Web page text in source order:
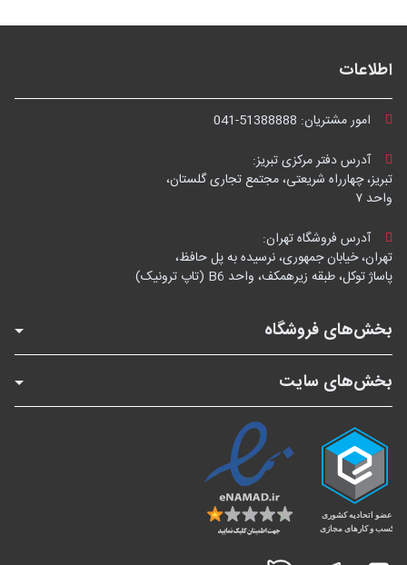
اطلاعات
امور مشتریان: 041-51388888
آدرس دفتر مرکزی تبریز:
تبریز، چهارراه شریعتی، مجتمع تجاری گلستان،
واحد ۷
آدرس فروشگاه تهران:
تهران، خیابان جمهوری، نرسیده به پل حافظ،
پاساژ توکل، طبقه زیرهمکف، واحد B6 (تاپ ترونیک)
بخش‌های فروشگاه
بخش‌های سایت